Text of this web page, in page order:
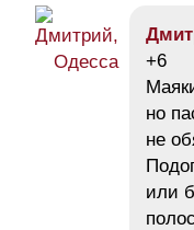
+6
но
не
или